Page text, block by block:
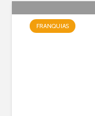
FRANQUIAS